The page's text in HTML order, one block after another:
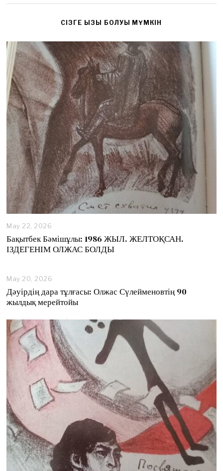
CІЗГЕ ҚЫЗЫҚ БОЛУЫ МҮМКІН
May 22, 2026
Бақытбек Бәмішұлы: 1986 ЖЫЛ. ЖЕЛТОҚСАН.
ІЗДЕГЕНІМ ОЛЖАС БОЛДЫ
May 20, 2026
y
2
,
2
0
2
Дәуірдің дара тұлғасы: Олжас Сүлейменовтің 90
жылдық мерейтойы